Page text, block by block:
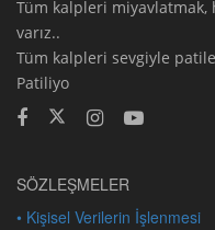
Tüm kalpleri miyavlatmak,
varız..
Tüm kalpleri sevgiyle
Patiliyo
SÖZLEŞMELER
• Kişisel Verilerin İşlenmesi